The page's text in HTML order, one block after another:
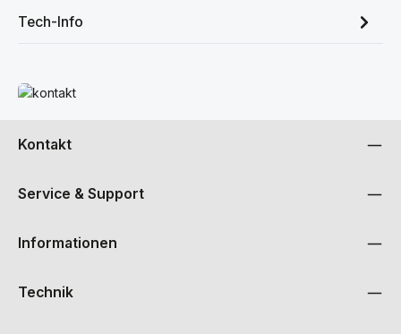
Tech-Info
Mehr erfahren
Kontakt
Service & Support
Informationen
Technik